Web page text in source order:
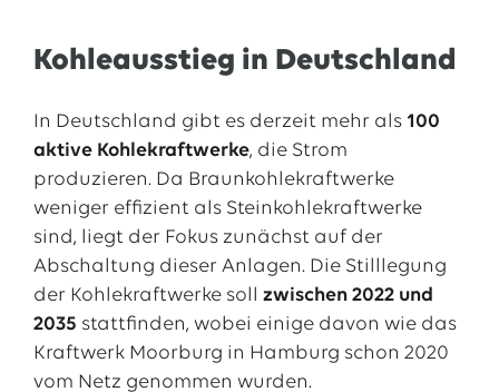
Kohleausstieg in Deutschland
In Deutschland gibt es derzeit mehr als100
aktive Kohlekraftwerke, die Strom
produzieren. Da Braunkohlekraftwerke
weniger effizient als Steinkohlekraftwerke
sind, liegt der Fokus zunächst auf der
Abschaltung dieser Anlagen. Die Stilllegung
der Kohlekraftwerke soll zwischen 2022 und
2035 stattfinden, wobei einige davon wie das
Kraftwerk Moorburg in Hamburg schon 2020
vom Netz genommen wurden.